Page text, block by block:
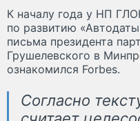
К началу года у НП
по развитию
письма президента
Грушелевского в
ознакомился Forbes.
Согласно